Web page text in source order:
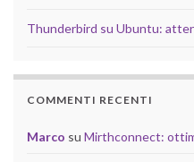
Thunderbird su Ubuntu:
COMMENTI RECENTI
Marco su Mirthconnect: